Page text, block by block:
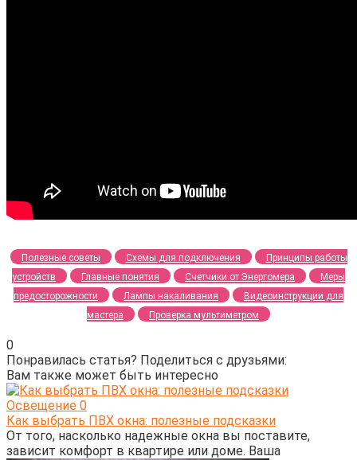
Полезные советы Схемы для подключения
Принципы работы
устройств
Главные понятия Счетчики от Энергомера
Меры
предосторожности
Лампы накаливания
Видеоинструкции для
мастера
Проверка мультиметром
0
Понравилась статья? Поделиться с друзьями:
Вам также может быть интересно
Освещение 0
Как выбрать ПВХ окна: полезные подсказки
От того, насколько надежные окна вы поставите,
зависит комфорт в квартире или доме. Ваша